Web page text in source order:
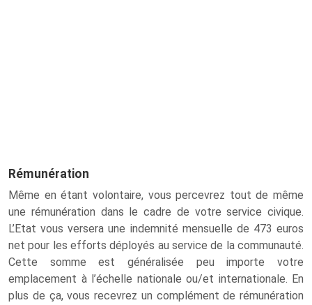
Rémunération
Même en étant volontaire, vous percevrez tout de même
une rémunération dans le cadre de votre service civique.
L’Etat vous versera une indemnité mensuelle de 473 euros
net pour les efforts déployés au service de la communauté.
Cette somme est généralisée peu importe votre
emplacement à l’échelle nationale ou/et internationale. En
plus de ça, vous recevrez un complément de rémunération